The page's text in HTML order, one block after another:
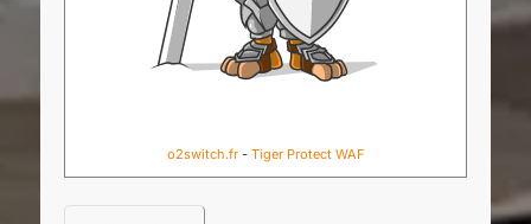
o2switch.fr- Tiger Protect WAF